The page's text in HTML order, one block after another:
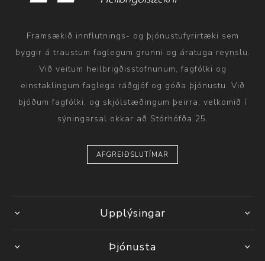
Framsækið innflutnings- og þjónustufyrirtæki sem
byggir á traustum faglegum grunni og áratuga reynslu.
Við veitum heilbrigðisstofnunum, fagfólki og
einstaklingum faglega ráðgjöf og góða þjónustu. Við
bjóðum fagfólki, og skjólstæðingum þeirra, velkomið í
sýningarsal okkar að Stórhöfða 25.
AFGREIÐSLUTÍMAR
Upplýsingar
Þjónusta